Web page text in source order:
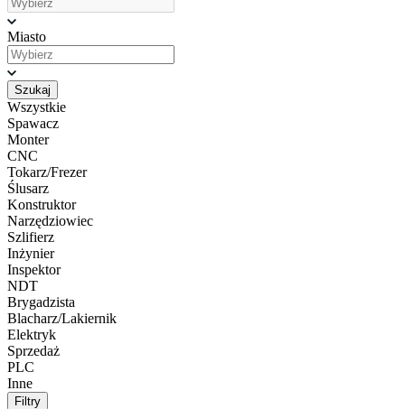
Miasto
Szukaj
Wszystkie
Spawacz
Monter
CNC
Tokarz/Frezer
Ślusarz
Konstruktor
Narzędziowiec
Szlifierz
Inżynier
Inspektor
NDT
Brygadzista
Blacharz/Lakiernik
Elektryk
Sprzedaż
PLC
Inne
Filtry